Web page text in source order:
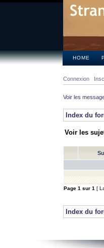
HOME
Connexion
Voir les
Index du
Voir les
Page 1 sur 1 [
Index du